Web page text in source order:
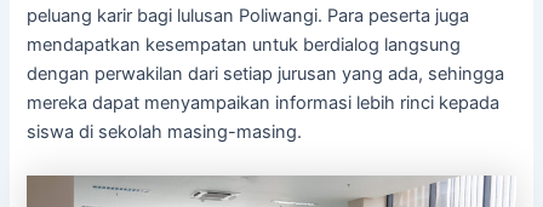
peluang karir bagi lulusan Poliwangi. Para peserta juga
mendapatkan kesempatan untuk berdialog langsung
dengan perwakilan dari setiap jurusan yang ada, sehingga
mereka dapat menyampaikan informasi lebih rinci kepada
siswa di sekolah masing-masing.